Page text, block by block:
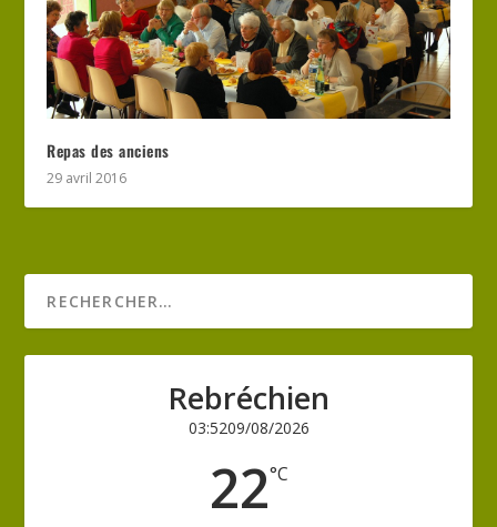
Repas des anciens
29 avril 2016
Rebréchien
03:5209/08/2026
22°C